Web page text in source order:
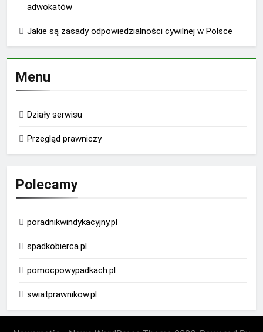
adwokatów
Jakie są zasady odpowiedzialności cywilnej w Polsce
Menu
Działy serwisu
Przegląd prawniczy
Polecamy
poradnikwindykacyjny.pl
spadkobierca.pl
pomocpowypadkach.pl
swiatprawnikow.pl